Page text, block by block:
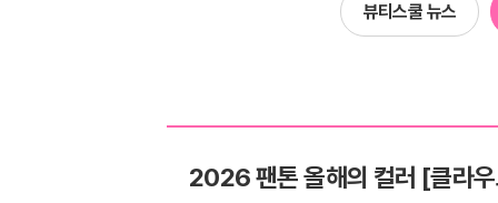
제휴협력사
뷰티스쿨 뉴스
2026 팬톤 올해의 컬러 [클라